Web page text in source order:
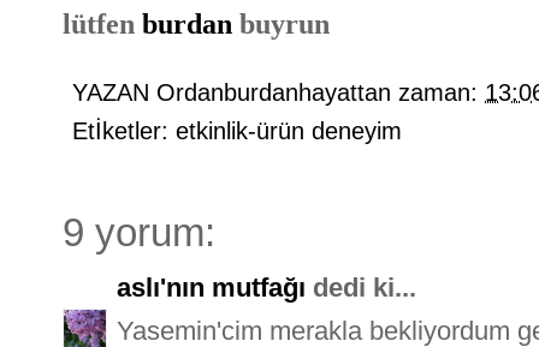
lütfen burdan buyrun
YAZAN Ordanburdanhayattan zaman:
Etİketler: etkinlik-ürün deneyim
9 yorum:
aslı'nın mutfağı dedi ki...
Yasemin'cim merakla bekliyordum